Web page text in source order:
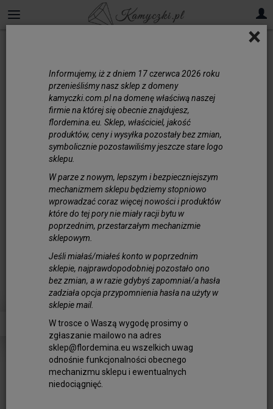
×
Informujemy, iż z dniem 17 czerwca 2026 roku
przenieśliśmy nasz sklep z domeny
kamyczki.com.pl na domenę właściwą naszej
firmie na której się obecnie znajdujesz,
flordemina.eu. Sklep, właściciel, jakość
produktów, ceny i wysyłka pozostały bez zmian,
symbolicznie pozostawiliśmy jeszcze stare logo
sklepu.
W parze z nowym, lepszym i bezpieczniejszym
mechanizmem sklepu będziemy stopniowo
wprowadzać coraz więcej nowości i produktów
które do tej pory nie miały racji bytu w
poprzednim, przestarzałym mechanizmie
sklepowym.
Jeśli miałaś/miałeś konto w poprzednim
sklepie, najprawdopodobniej pozostało ono
bez zmian, a w razie gdybyś zapomniał/a hasła
zadziała opcja przypomnienia hasła na użyty w
sklepie mail.
W trosce o Waszą wygodę prosimy o
zgłaszanie mailowo na adres
sklep@flordemina.eu wszelkich uwag
odnośnie funkcjonalności obecnego
mechanizmu sklepu i ewentualnych
niedociągnięć.
Tasiemka ozdobna płaska 3mm
Stalowa 120cm
Obserwuj produkt:
Dostępność:Jest
dodaj do koszyka